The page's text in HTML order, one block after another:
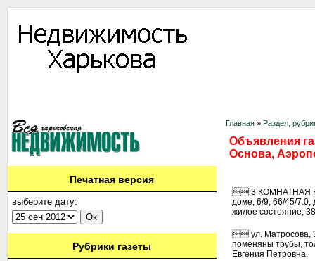
Печатная версия
выберите дату:
Рубрики газеты
Главная » Раздел,
Объявления
Основа,
 3 КОМНАТНАЯ
доме, 6/9, 66/45/7.0,
жилое состояние,
 ул. Матросова,
поменяны трубы,
Евгения Петровна.